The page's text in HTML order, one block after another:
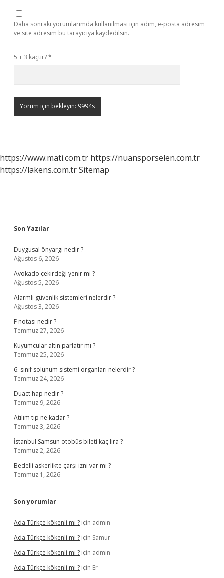
Daha sonraki yorumlarımda kullanılması için adım, e-posta adresim
ve site adresim bu tarayıcıya kaydedilsin.
5 + 3 kaçtır?*
https://www.mati.com.tr https://nuansporselen.com.tr
https://lakens.com.trSitemap
Sidebar
Son Yazılar
Duygusal önyargı nedir ?
Ağustos 6, 2026
Avokado çekirdeği yenir mi ?
Ağustos 5, 2026
Alarmlı güvenlik sistemleri nelerdir ?
Ağustos 3, 2026
F notası nedir ?
Temmuz 27, 2026
Kuyumcular altın parlatır mı ?
Temmuz 25, 2026
6. sınıf solunum sistemi organları nelerdir ?
Temmuz 24, 2026
Duact hap nedir ?
Temmuz 9, 2026
Atılım tıp ne kadar ?
Temmuz 3, 2026
İstanbul Samsun otobüs bileti kaç lira ?
Temmuz 2, 2026
Bedelli askerlikte çarşı izni var mı ?
Temmuz 1, 2026
Son yorumlar
Ada Türkçe kökenli mi ? için admin
Ada Türkçe kökenli mi ? için Samur
Ada Türkçe kökenli mi ? için admin
Ada Türkçe kökenli mi ? için Er